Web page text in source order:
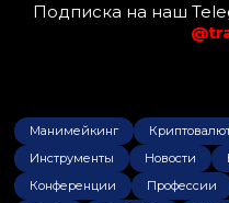
Подписка на наш
Манимейкинг
Инструменты
Новости
Конференции
Профессии